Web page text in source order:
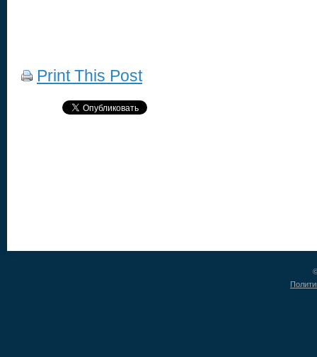
Print This Post